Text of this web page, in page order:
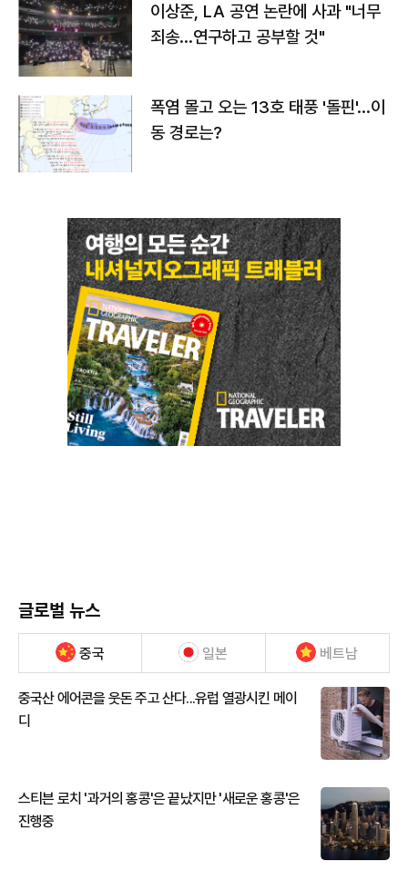
이상준, LA 공연 논란에 사과 "너무
죄송…연구하고 공부할 것"
폭염 몰고 오는 13호 태풍 '돌핀'…이
동 경로는?
글로벌 뉴스
중국 일본 베트남
중국산 에어콘을 웃돈 주고 산다...유럽 열광시킨 메이
디
스티븐 로치 '과거의 홍콩'은 끝났지만 '새로운 홍콩'은
진행중